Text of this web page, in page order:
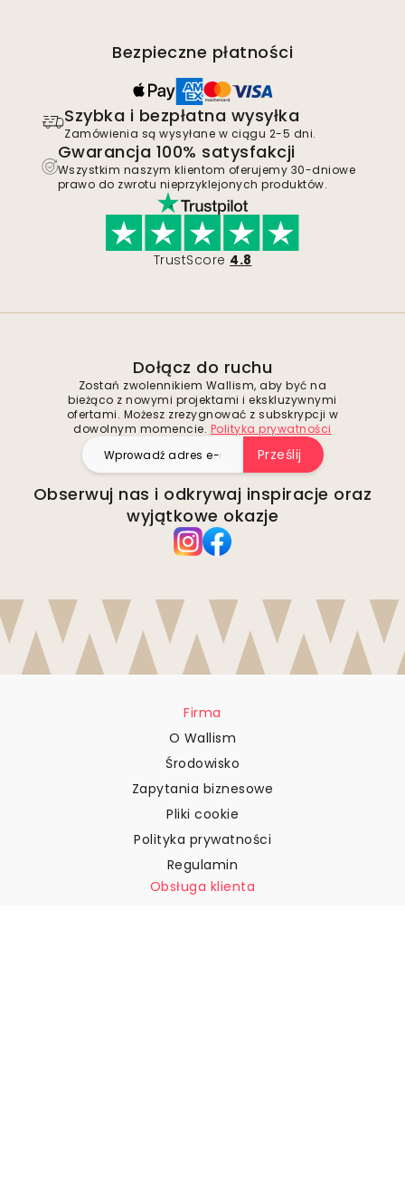
Bezpieczne płatności
Szybka i bezpłatna wysyłka
Zamówienia są wysyłane w ciągu 2-5 dni.
Gwarancja 100% satysfakcji
Wszystkim naszym klientom oferujemy 30-dniowe
prawo do zwrotu nieprzyklejonych produktów.
TrustScore 4.8
Dołącz do ruchu
Zostań zwolennikiem Wallism, aby być na
bieżąco z nowymi projektami i ekskluzywnymi
ofertami. Możesz zrezygnować z subskrypcji w
dowolnym momencie. Polityka prywatności
Prześlij
Obserwuj nas i odkrywaj inspiracje oraz
wyjątkowe okazje
Firma
O Wallism
Środowisko
Zapytania biznesowe
Pliki cookie
Polityka prywatności
Regulamin
Obsługa klienta